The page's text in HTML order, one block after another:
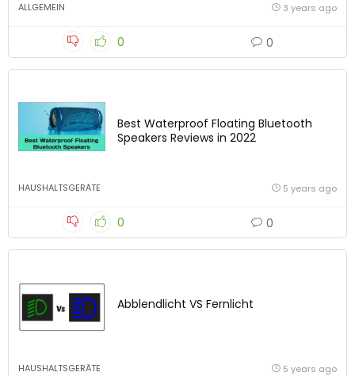
ALLGEMEIN 3 years ago
0 0
Best Waterproof Floating Bluetooth
Speakers Reviews in 2022
HAUSHALTSGERÄTE 5 years ago
0 0
Abblendlicht VS Fernlicht
HAUSHALTSGERÄTE 5 years ago